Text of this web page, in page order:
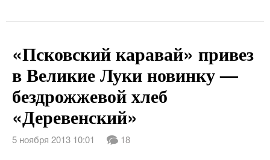
«Псковский каравай» привез
в Великие Луки новинку —
бездрожжевой хлеб
«Деревенский»
5 ноября 2013 10:01 18